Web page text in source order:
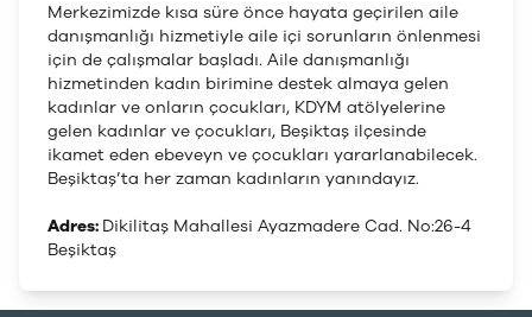
Merkezimizde kısa süre önce hayata geçirilen aile
danışmanlığı hizmetiyle aile içi sorunların önlenmesi
için de çalışmalar başladı. Aile danışmanlığı
hizmetinden kadın birimine destek almaya gelen
kadınlar ve onların çocukları, KDYM atölyelerine
gelen kadınlar ve çocukları, Beşiktaş ilçesinde
ikamet eden ebeveyn ve çocukları yararlanabilecek.
Beşiktaş’ta her zaman kadınların yanındayız.
Adres: Dikilitaş Mahallesi Ayazmadere Cad. No:26-4
Beşiktaş